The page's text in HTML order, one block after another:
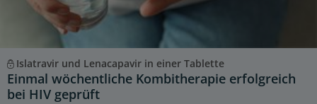
Islatravir und Lenacapavir in einer Tablette
Einmal wöchentliche Kombitherapie erfolgreich
bei HIV geprüft